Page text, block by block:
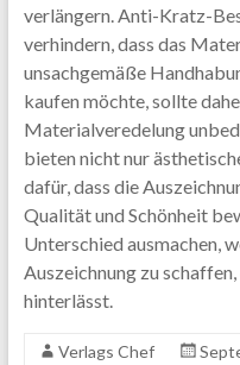
verlängern. Anti-Kratz-
verhindern, dass das
unsachgemäße
kaufen möchte, sollte
Materialveredelung
bieten nicht nur
dafür, dass die
Qualität und Schönheit
Unterschied ausmachen,
Auszeichnung zu
hinterlässt.
Verlags Chef